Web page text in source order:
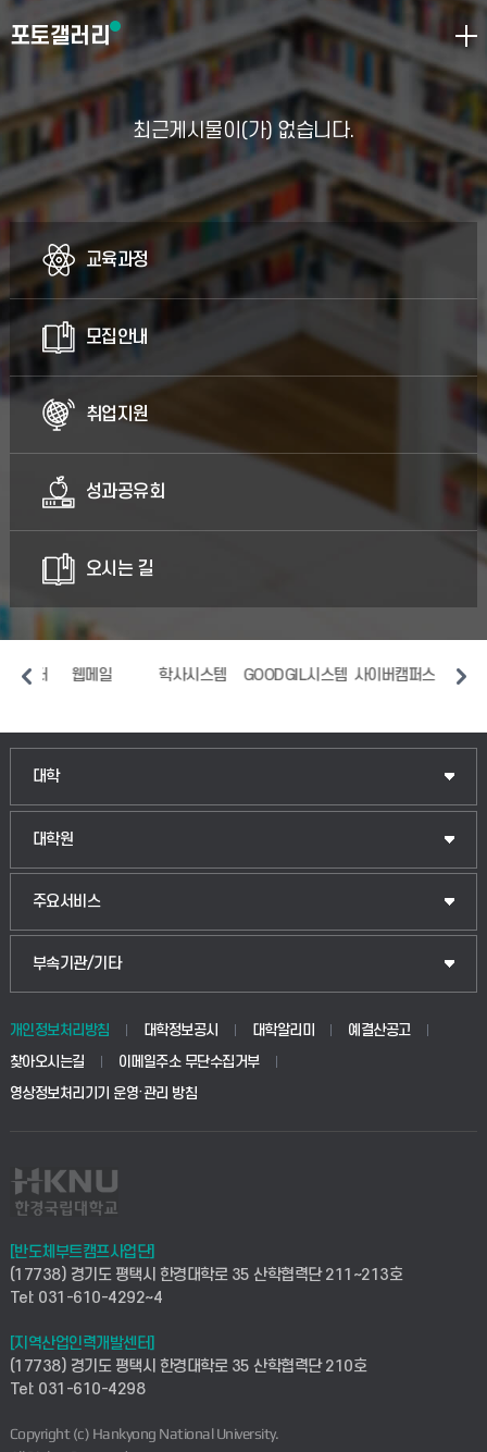
포토갤러리
최근게시물이(가) 없습니다.
교육과정
모집안내
취업지원
성과공유회
오시는 길
웹메일 학사시스템 GOODGIL시스템 사이버캠퍼스 중앙도서관
대학
인문융합공공인재학부
법경영학부
생명공학부
사회안전시스템공학부
컴퓨터응용수학부
ICT로봇기계공학부
전자전기공학부
대학원
일반대학원
산업대학원
공공정책대학원
교육대학원
주요서비스
입학안내
웹메일
학사시스템(전문학사 및 전공심화)
사이버캠퍼스(전문학사 및 전공심화)
시설바로처리서비스
연구실안전관리시스템
산학연구관리시스템
부속기관/기타
중앙도서관
학생생활관(안성)
산학협력단
취업지원센터
창업지원센터
현장실습지원센터
개인정보처리방침 대학정보공시 대학알리미
예결산공고
찾아오시는길
이메일주소 무단수집거부
영상정보처리기기 운영·관리 방침
[반도체부트캠프사업단]
(17738) 경기도 평택시 한경대학로 35 산학협력단 211~213호
Tel: 031-610-4292~4
[지역산업인력개발센터]
(17738) 경기도 평택시 한경대학로 35 산학협력단 210호
Tel: 031-610-4298
Copyright (c) Hankyong National University.